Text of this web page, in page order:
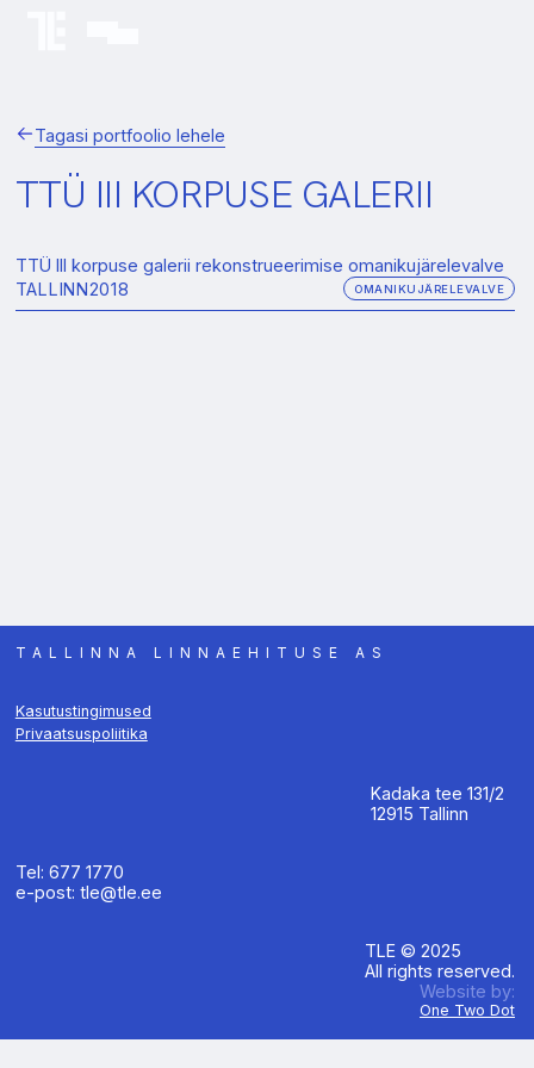
Tagasi portfoolio lehele
TTÜ III KORPUSE GALERII
TTÜ III korpuse galerii rekonstrueerimise omanikujärelevalve
TALLINN2018 OMANIKUJÄRELEVALVE
TALLINNA LINNAEHITUSE AS
Kasutustingimused
Privaatsuspoliitika
Kadaka tee 131/2
12915 Tallinn
Tel: 677 1770
e-post: tle@tle.ee
TLE © 2025
All rights reserved.
Website by:
One Two Dot